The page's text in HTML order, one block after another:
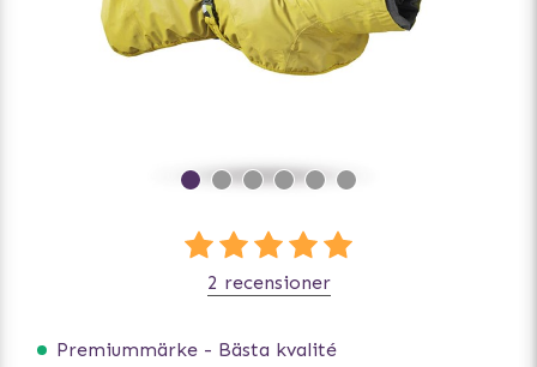
Premiummärke - Bästa kvalité
2 recensioner